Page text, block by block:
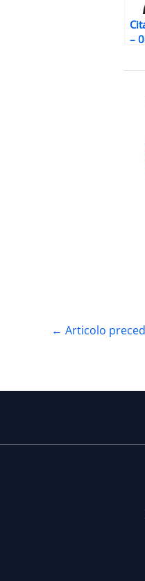
–
← Articolo